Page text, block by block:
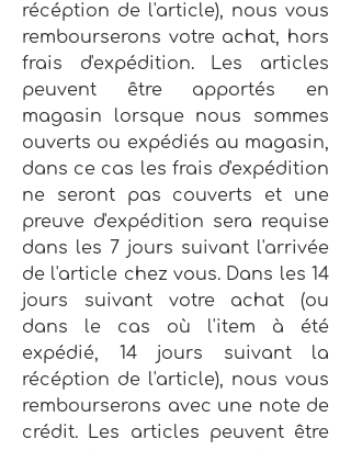
récéption de l'article), nous vous
rembourserons votre achat, hors
frais d'expédition. Les articles
peuvent être apportés en
magasin lorsque nous sommes
ouverts ou expédiés au magasin,
dans ce cas les frais d'expédition
ne seront pas couverts et une
preuve d'expédition sera requise
dans les 7 jours suivant l'arrivée
de l'article chez vous. Dans les 14
jours suivant votre achat (ou
dans le cas où l'item à été
expédié, 14 jours suivant la
récéption de l'article), nous vous
rembourserons avec une note de
crédit. Les articles peuvent être